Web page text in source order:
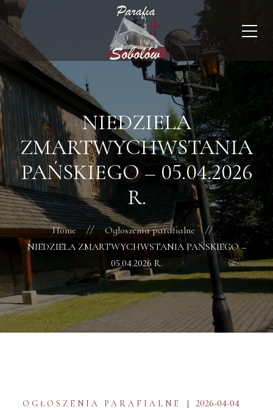
NIEDZIELA
ZMARTWYCHWSTANIA
PAŃSKIEGO – 05.04.2026
R.
Home
Ogłoszenia parafialne
NIEDZIELA ZMARTWYCHWSTANIA PAŃSKIEGO –
05.04.2026 R.
OGŁOSZENIA PARAFIALNE 2026-04-04